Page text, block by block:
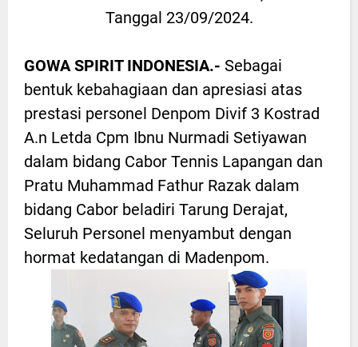
Tanggal 23/09/2024.
GOWA SPIRIT INDONESIA.- Sebagai
bentuk kebahagiaan dan apresiasi atas
prestasi personel Denpom Divif 3 Kostrad
A.n Letda Cpm Ibnu Nurmadi Setiyawan
dalam bidang Cabor Tennis Lapangan dan
Pratu Muhammad Fathur Razak dalam
bidang Cabor beladiri Tarung Derajat,
Seluruh Personel menyambut dengan
hormat kedatangan di Madenpom.